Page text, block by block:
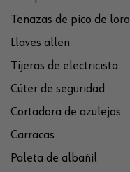
Tenazas de pico de loro
Llaves allen
Tijeras de electricista
Cúter de seguridad
Cortadora de azulejos
Carracas
Paleta de albañil